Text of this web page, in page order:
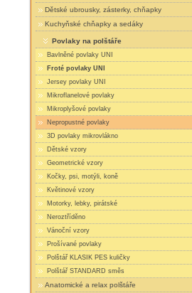
Dětské ubrousky, zásterky, chňapky
Kuchyňské chňapky a sedáky
Povlaky na polštáře
Bavlněné povlaky UNI
Froté povlaky UNI
Jersey povlaky UNI
Mikroflanelové povlaky
Mikroplyšové povlaky
Nepropustné povlaky
3D povlaky mikrovlákno
Dětské vzory
Geometrické vzory
Kočky, psi, motýli, koně
Květinové vzory
Motorky, lebky, pirátské
Neroztříděno
Vánoční vzory
Prošívané povlaky
Polštář KLASIK PES kuličky
Polštář STANDARD směs
Anatomické a relax polštáře